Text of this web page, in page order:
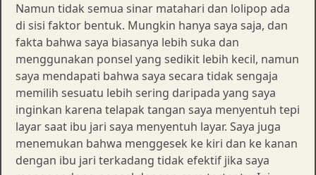
Namun tidak semua sinar matahari dan lolipop ada
di sisi faktor bentuk. Mungkin hanya saya saja, dan
fakta bahwa saya biasanya lebih suka dan
menggunakan ponsel yang sedikit lebih kecil, namun
saya mendapati bahwa saya secara tidak sengaja
memilih sesuatu lebih sering daripada yang saya
inginkan karena telapak tangan saya menyentuh tepi
layar saat ibu jari saya menyentuh layar. Saya juga
menemukan bahwa menggesek ke kiri dan ke kanan
dengan ibu jari terkadang tidak efektif jika saya